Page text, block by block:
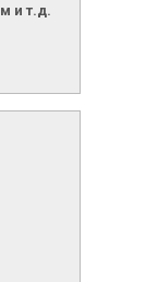
и т.д.